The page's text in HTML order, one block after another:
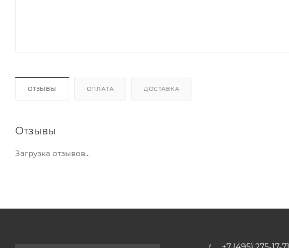
ОТЗЫВЫ ОПЛАТА ДОСТАВКА
Отзывы
Загрузка отзывов...